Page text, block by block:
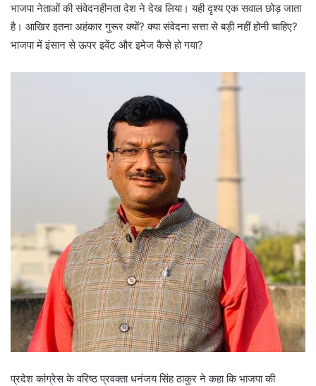
भाजपा नेताओं की संवेदनहीनता देश ने देख लिया। यही दृश्य एक सवाल छोड़ जाता
है। आखिर इतना अहंकार गुरूर क्यों? क्या संवेदना सत्ता से बड़ी नहीं होनी चाहिए?
भाजपा में इंसान से ऊपर इवेंट और इमेज कैसे हो गया?
प्रदेश कांग्रेस के वरिष्ठ प्रवक्ता धनंजय सिंह ठाकुर ने कहा कि भाजपा की